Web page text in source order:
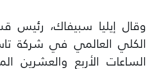
وقال إيليا سبيفاك، رئيس
الكلي العالمي في شركة
الساعات الأربع والعشرين